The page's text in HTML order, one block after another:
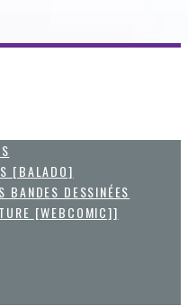
[BALADO]
BANDES DESSINÉES
[WEBCOMIC]]